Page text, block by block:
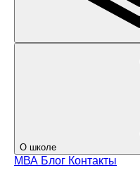
О школе
МВА Блог Контакты